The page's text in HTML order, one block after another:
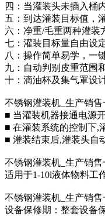
四：当灌装头未插入桶
五：到达灌装目标值，
六：净重/毛重两种灌装
七：灌装目标量自由设
八：操作简单易学，一
九：自动判别皮重范围
十：滴油杯及集气罩设
不锈钢 灌装机_生产销
■ 当灌装机器接通电源
■ 在灌装系统的控制下,
■ 灌装结束后,灌装头自
不锈钢 灌装机_生产销
适用于1-10l液体物料工
不锈钢 灌装机_生产销
设备保修期：整套设备